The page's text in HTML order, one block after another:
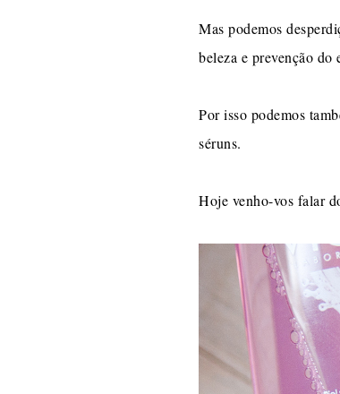
Mas podemos
beleza e prevenção
Por isso podemos
séruns.
Hoje venho-vos falar